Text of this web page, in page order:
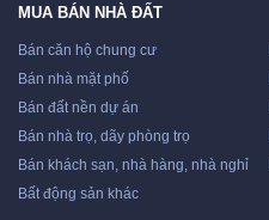
MUA BÁN NHÀ ĐẤT
Bán căn hộ chung cư
Bán nhà mặt phố
Bán đất nền dự án
Bán nhà trọ, dãy phòng trọ
Bán khách sạn, nhà hàng, nhà nghỉ
Bất động sản khác